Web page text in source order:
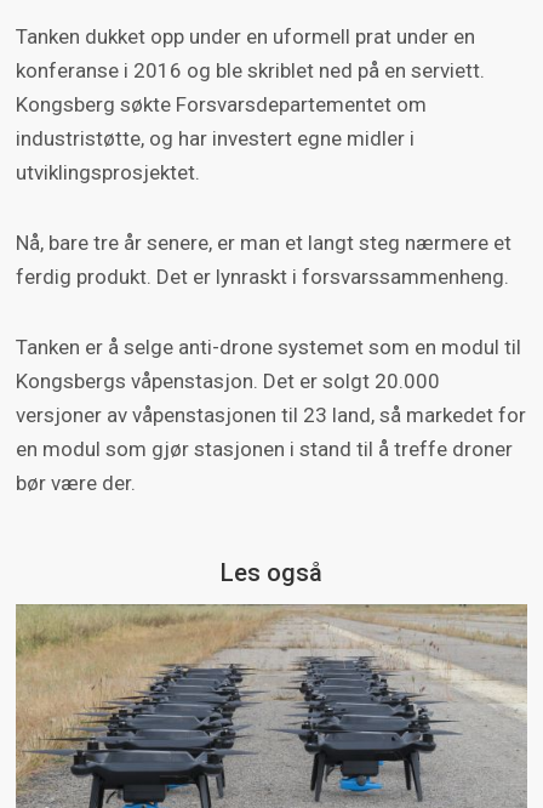
Tanken dukket opp under en uformell prat under en
konferanse i 2016 og ble skriblet ned på en serviett.
Kongsberg søkte Forsvarsdepartementet om
industristøtte, og har investert egne midler i
utviklingsprosjektet.
Nå, bare tre år senere, er man et langt steg nærmere et
ferdig produkt. Det er lynraskt i forsvarssammenheng.
Tanken er å selge anti-drone systemet som en modul til
Kongsbergs våpenstasjon. Det er solgt 20.000
versjoner av våpenstasjonen til 23 land, så markedet for
en modul som gjør stasjonen i stand til å treffe droner
bør være der.
Les også